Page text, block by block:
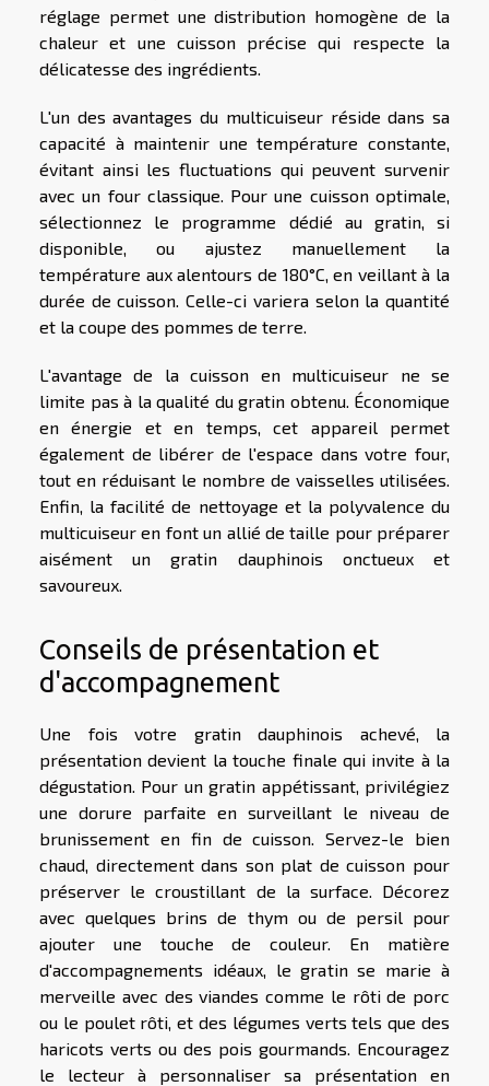
réglage permet une distribution homogène de la
chaleur et une cuisson précise qui respecte la
délicatesse des ingrédients.
L'un des avantages du multicuiseur réside dans sa
capacité à maintenir une température constante,
évitant ainsi les fluctuations qui peuvent survenir
avec un four classique. Pour une cuisson optimale,
sélectionnez le programme dédié au gratin, si
disponible, ou ajustez manuellement la
température aux alentours de 180°C, en veillant à la
durée de cuisson. Celle-ci variera selon la quantité
et la coupe des pommes de terre.
L'avantage de la cuisson en multicuiseur ne se
limite pas à la qualité du gratin obtenu. Économique
en énergie et en temps, cet appareil permet
également de libérer de l'espace dans votre four,
tout en réduisant le nombre de vaisselles utilisées.
Enfin, la facilité de nettoyage et la polyvalence du
multicuiseur en font un allié de taille pour préparer
aisément un gratin dauphinois onctueux et
savoureux.
Conseils de présentation et
d'accompagnement
Une fois votre gratin dauphinois achevé, la
présentation devient la touche finale qui invite à la
dégustation. Pour un gratin appétissant, privilégiez
une dorure parfaite en surveillant le niveau de
brunissement en fin de cuisson. Servez-le bien
chaud, directement dans son plat de cuisson pour
préserver le croustillant de la surface. Décorez
avec quelques brins de thym ou de persil pour
ajouter une touche de couleur. En matière
d'accompagnements idéaux, le gratin se marie à
merveille avec des viandes comme le rôti de porc
ou le poulet rôti, et des légumes verts tels que des
haricots verts ou des pois gourmands. Encouragez
le lecteur à personnaliser sa présentation en